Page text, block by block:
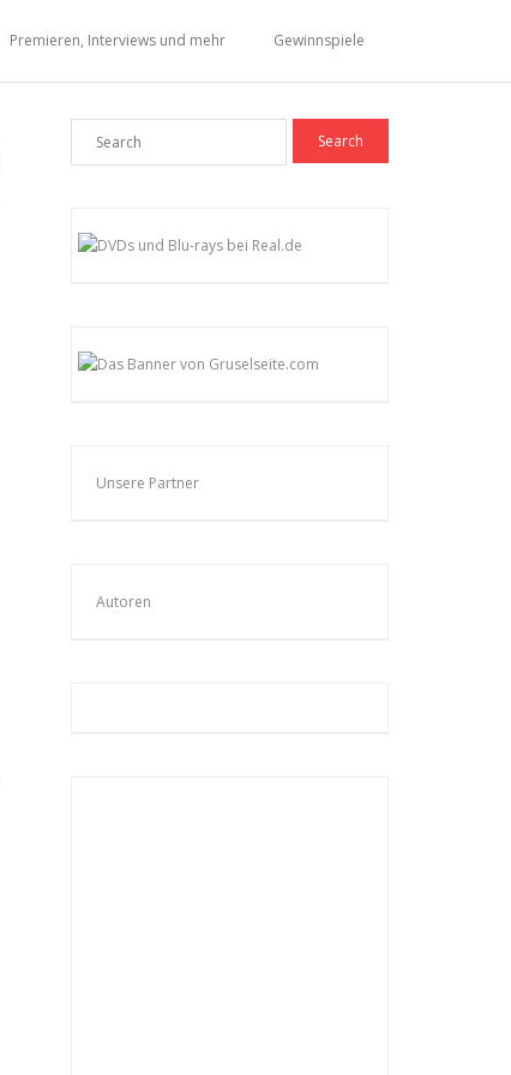
Premieren, Interviews und mehr Gewinnspiele
Unsere Partner
Autoren